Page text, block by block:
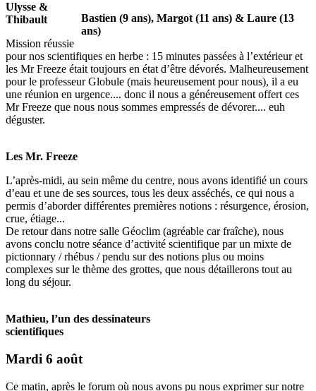
Bastien (9 ans), Margot (11 ans) & Laure (13
ans)
Ulysse &
Thibault
Mission réussie
pour nos scientifiques en herbe : 15 minutes passées à l’extérieur et
les Mr Freeze était toujours en état d’être dévorés. Malheureusement
pour le professeur Globule (mais heureusement pour nous), il a eu
une réunion en urgence.... donc il nous a généreusement offert ces
Mr Freeze que nous nous sommes empressés de dévorer.... euh
déguster.
Les Mr. Freeze
L’après-midi, au sein même du centre, nous avons identifié un cours
d’eau et une de ses sources, tous les deux asséchés, ce qui nous a
permis d’aborder différentes premières notions : résurgence, érosion,
crue, étiage...
De retour dans notre salle Géoclim (agréable car fraîche), nous
avons conclu notre séance d’activité scientifique par un mixte de
pictionnary / rhébus / pendu sur des notions plus ou moins
complexes sur le thème des grottes, que nous détaillerons tout au
long du séjour.
Mathieu, l’un des dessinateurs
scientifiques
Mardi 6 août
Ce matin, après le forum où nous avons pu nous exprimer sur notre